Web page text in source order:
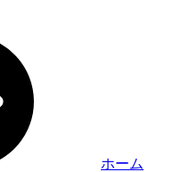
ホーム